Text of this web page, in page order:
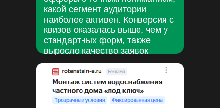
какой сегмент аудитории
наиболее активен. Конверсия с
квизов оказалась выше, чем у
стандартных форм, также
выросло качество заявок